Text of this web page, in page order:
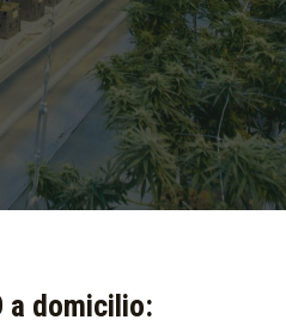
a domicilio:​